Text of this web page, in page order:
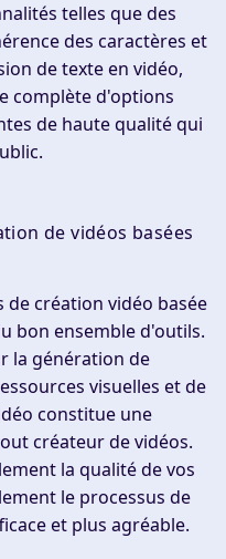
telles que des
des caractères et
de texte en vidéo,
complète d'options
de haute qualité qui
de vidéos basées
création vidéo basée
bon ensemble d'outils.
la génération de
visuelles et de
constitue une
créateur de vidéos.
la qualité de vos
le processus de
et plus agréable.